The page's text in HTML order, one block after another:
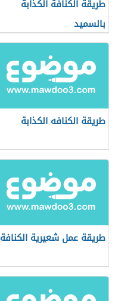
طريقة الكنافة الكذابة
بالسميد
طريقة الكنافه الكذابة
طريقة عمل شعيرية الكنافة